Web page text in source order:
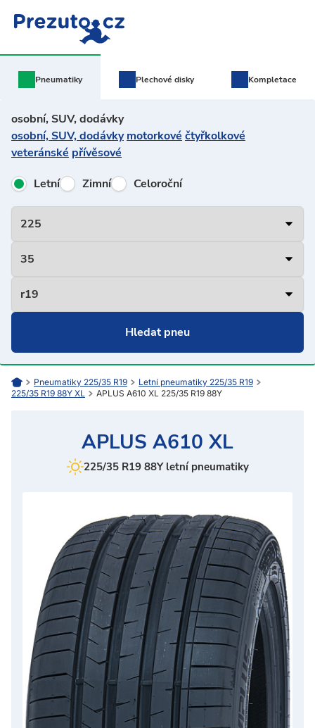
Pneumatiky Plechovédisky Kompletace
osobní, SUV, dodávky
osobní, SUV, dodávky motorkové čtyřkolkové
veteránské přívěsové
Letní
Zimní Celoroční
Pneumatiky 225/35 R19
Letní pneumatiky 225/35 R19
225/35 R19 88Y XL
APLUS A610 XL 225/35 R19 88Y
APLUS A610 XL
225/35 R19 88Y letní pneumatiky